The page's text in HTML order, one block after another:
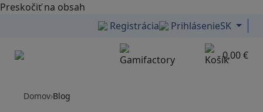
Preskočiť na obsah
Registrácia
PrihlásenieSK
0,00 €
Domov›Blog